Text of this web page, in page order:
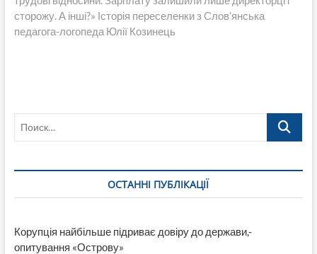
сторожу. А інші?» Історія переселенки з Слов’янська
педагога-логопеда Юлії Козинець
Поиск…
ОСТАННІ ПУБЛІКАЦІЇ
Корупція найбільше підриває довіру до держави,-
опитування «Острову»